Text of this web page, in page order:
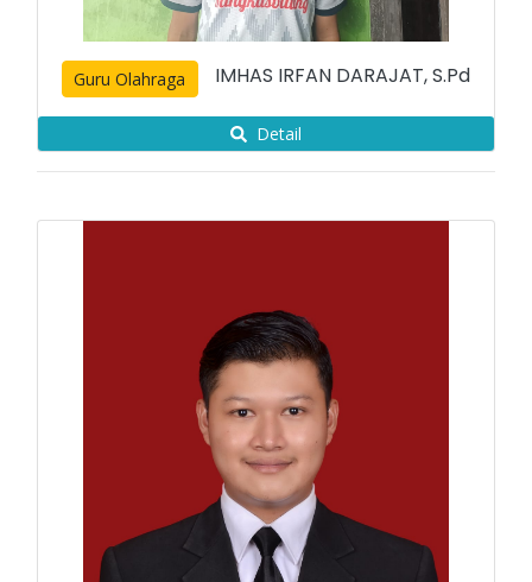
Guru Olahraga IMHAS IRFAN DARAJAT, S.Pd
Detail